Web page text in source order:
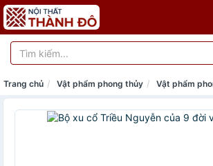
Trang chủ Vật phẩm phong thủy Vật phẩm